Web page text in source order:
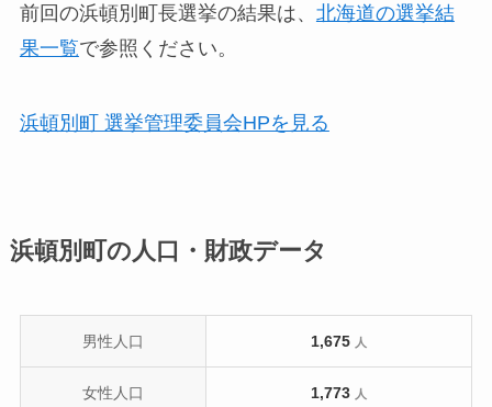
前回の浜頓別町長選挙の結果は、 北海道の選挙結
果一覧で参照ください。
浜頓別町 選挙管理委員会HPを見る
浜頓別町の人口・財政データ
男性人口 1,675 人
女性人口 1,773 人